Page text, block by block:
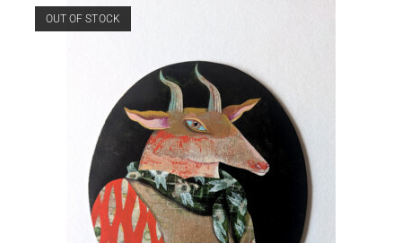
OUT OF STOCK